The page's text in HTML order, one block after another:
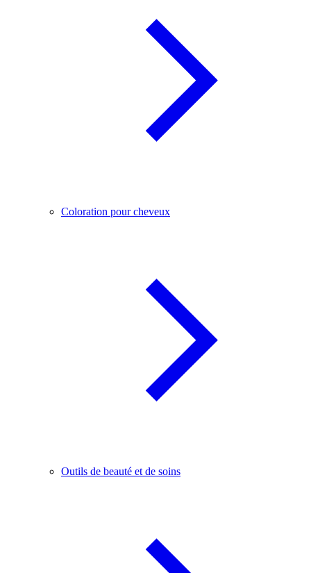
Coloration pour cheveux
Outils de beauté et de soins